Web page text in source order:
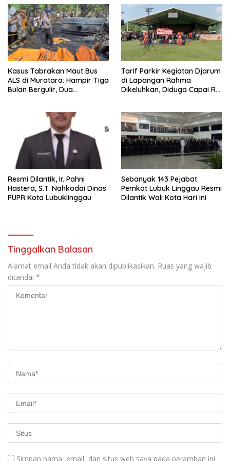
Kasus Tabrakan Maut Bus
ALS di Muratara: Hampir Tiga
Bulan Bergulir, Dua
Tarif Parkir Kegiatan Djarum
di Lapangan Rahma
Dikeluhkan, Diduga Capai Rp
Resmi Dilantik, Ir. Pahni
Hastera, S.T. Nahkodai Dinas
PUPR Kota Lubuklinggau
Sebanyak 143 Pejabat
Pemkot Lubuk Linggau Resmi
Dilantik Wali Kota Hari Ini
Tinggalkan Balasan
Alamat email Anda tidak akan dipublikasikan. Ruas yang wajib
ditandai *
Simpan nama, email, dan situs web saya pada peramban ini